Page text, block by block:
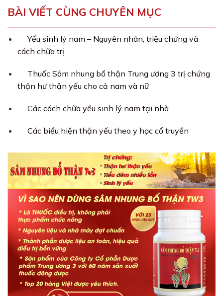
BÀI VIẾT CÙNG CHUYÊN MỤC
Yếu sinh lý nam – Nguyên nhân, triệu chứng và
cách chữa trị
Thuốc Sâm nhung bổ thận Trung ương 3 trị chứng
thận hư thận yếu cho cả nam và nữ
Các cách chữa yếu sinh lý nam tại nhà
Các biểu hiện thận yếu theo y học cổ truyền